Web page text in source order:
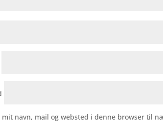
mit navn, mail og websted i denne browser til